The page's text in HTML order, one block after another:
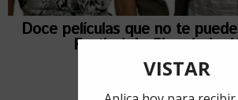
Doce películas que no te
Festival de Cine de La
30 noviembre, 2018 porAilén